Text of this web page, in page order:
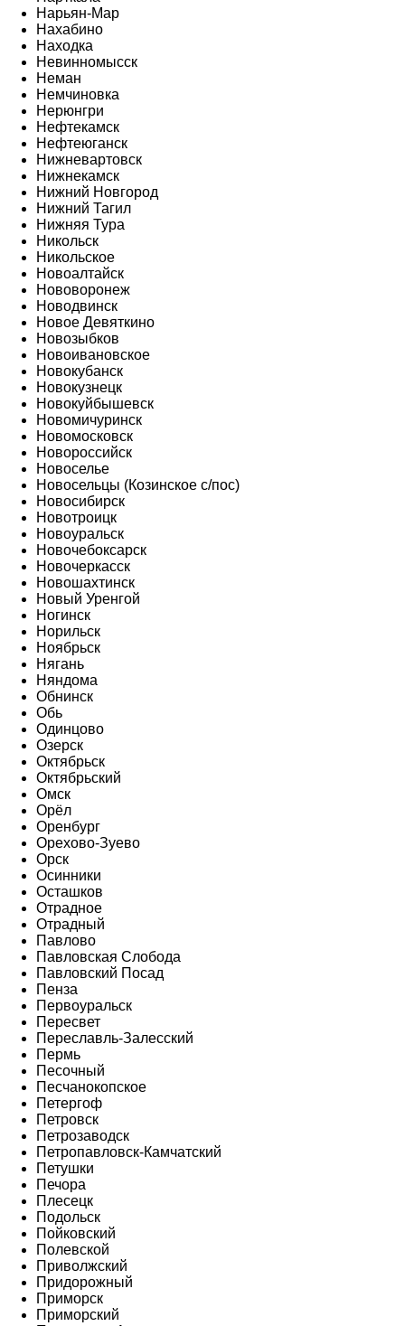
Нарьян-Мар
Нахабино
Находка
Невинномысск
Неман
Немчиновка
Нерюнгри
Нефтекамск
Нефтеюганск
Нижневартовск
Нижнекамск
Нижний Новгород
Нижний Тагил
Нижняя Тура
Никольск
Никольское
Новоалтайск
Нововоронеж
Новодвинск
Новое Девяткино
Новозыбков
Новоивановское
Новокубанск
Новокузнецк
Новокуйбышевск
Новомичуринск
Новомосковск
Новороссийск
Новоселье
Новосельцы (Козинское с/пос)
Новосибирск
Новотроицк
Новоуральск
Новочебоксарск
Новочеркасск
Новошахтинск
Новый Уренгой
Ногинск
Норильск
Ноябрьск
Нягань
Няндома
Обнинск
Обь
Одинцово
Озерск
Октябрьск
Октябрьский
Омск
Орёл
Оренбург
Орехово-Зуево
Орск
Осинники
Осташков
Отрадное
Отрадный
Павлово
Павловская Слобода
Павловский Посад
Пенза
Первоуральск
Пересвет
Переславль-Залесский
Пермь
Песочный
Песчанокопское
Петергоф
Петровск
Петрозаводск
Петропавловск-Камчатский
Петушки
Печора
Плесецк
Подольск
Пойковский
Полевской
Приволжский
Придорожный
Приморск
Приморский